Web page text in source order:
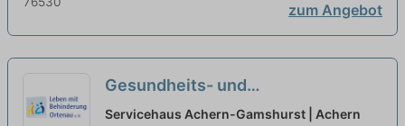
zum Angebot
Gesundheits- und
Krankenpfleger:in (w/m/d) in
Servicehaus Achern-Gamshurst | Achern